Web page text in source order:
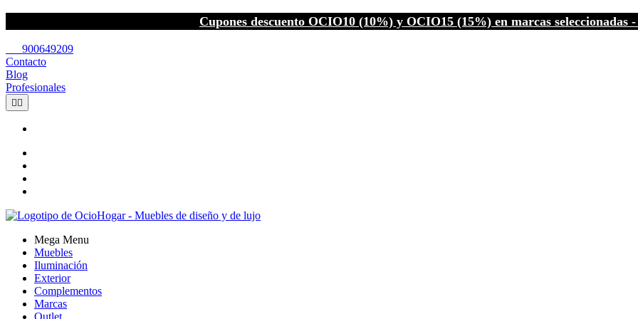
Cupones descuento OCIO10 (10%) y OCIO15 (15%) en marcas seleccionadas
900649209
Contacto
Blog
Profesionales
 
Mega Menu
Muebles
Iluminación
Exterior
Complementos
Marcas
Outlet